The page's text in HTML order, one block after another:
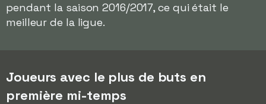
pendant la saison 2016/2017, ce qui était le
meilleur de la ligue.
Joueurs avec le plus de buts en
première mi-temps